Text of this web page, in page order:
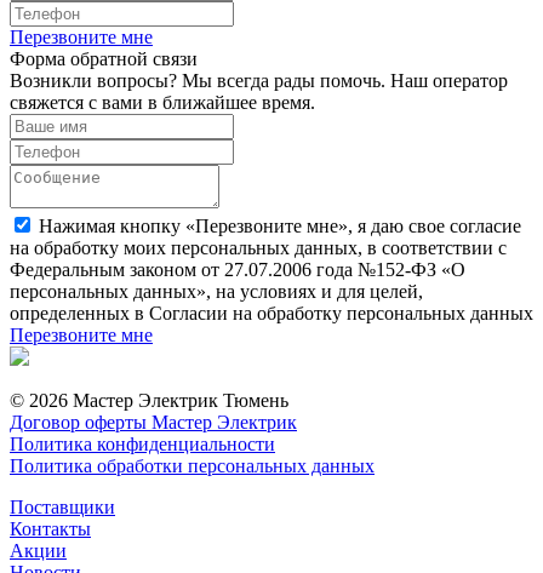
Перезвоните мне
Форма обратной связи
Возникли вопросы? Мы всегда рады помочь. Наш оператор
свяжется с вами в ближайшее время.
Нажимая кнопку «Перезвоните мне», я даю свое согласие
на обработку моих персональных данных, в соответствии с
Федеральным законом от 27.07.2006 года №152-ФЗ «О
персональных данных», на условиях и для целей,
определенных в Согласии на обработку персональных данных
Перезвоните мне
© 2026 Мастер Электрик Тюмень
Договор оферты Мастер Электрик
Политика конфиденциальности
Политика обработки персональных данных
Поставщики
Контакты
Акции